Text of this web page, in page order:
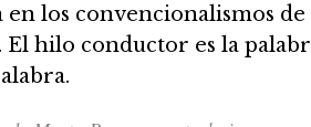
los convencionalismos
hilo conductor es la